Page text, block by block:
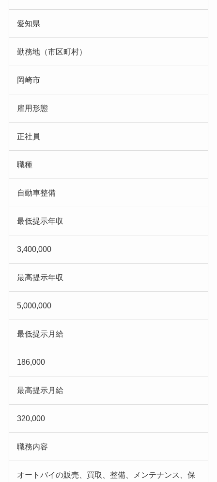
愛知県
勤務地（市区町村）
岡崎市
雇用形態
正社員
職種
自動車整備
最低提示年収
3,400,000
最高提示年収
5,000,000
最低提示月給
186,000
最高提示月給
320,000
職務内容
オートバイの販売、買取、整備、メンテナンス、保